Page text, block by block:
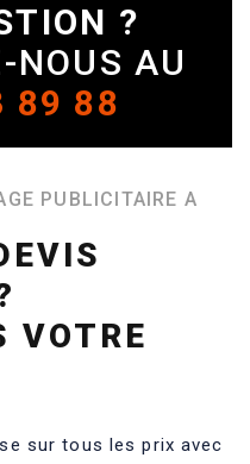
?
NOUS AU
89 88
PUBLICITAIRE A
VOTRE
sur tous les prix avec